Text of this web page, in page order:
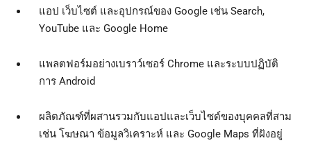
แอป เว็บไซต์ และอุปกรณ์ของ Google เช่น Search,
YouTube และ Google Home
แพลตฟอร์มอย่างเบราว์เซอร์ Chrome และระบบปฏิบัติ
การ Android
ผลิตภัณฑ์ที่ผสานรวมกับแอปและเว็บไซต์ของบุคคลที่สาม
เช่น โฆษณา ข้อมูลวิเคราะห์ และ Google Maps ที่ฝังอยู่